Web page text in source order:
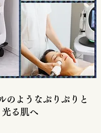
のようなぷりぷりと
光る肌へ